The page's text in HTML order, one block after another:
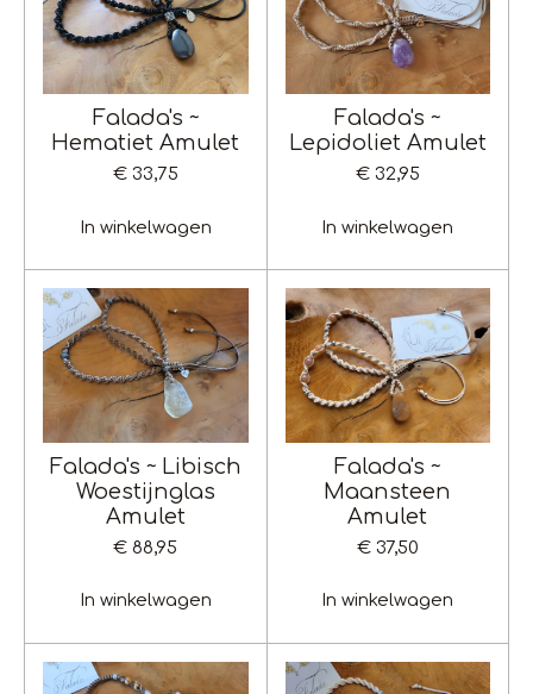
Falada's ~
Hematiet Amulet
€ 33,75
In winkelwagen
Falada's ~
Lepidoliet Amulet
€ 32,95
In winkelwagen
Falada's ~ Libisch
Woestijnglas
Amulet
€ 88,95
In winkelwagen
Falada's ~
Maansteen
Amulet
€ 37,50
In winkelwagen